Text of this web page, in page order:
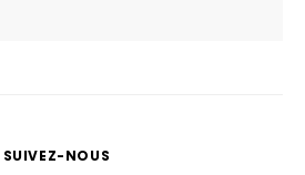
SUIVEZ-NOUS